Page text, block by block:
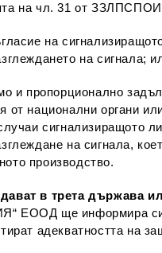
на чл. 31 от
на
на сигнала;
и пропорционално
от национални органи
сигнализиращото
на сигнала,
производство.
в трета държава
ЕООД ще информира
адекватността на